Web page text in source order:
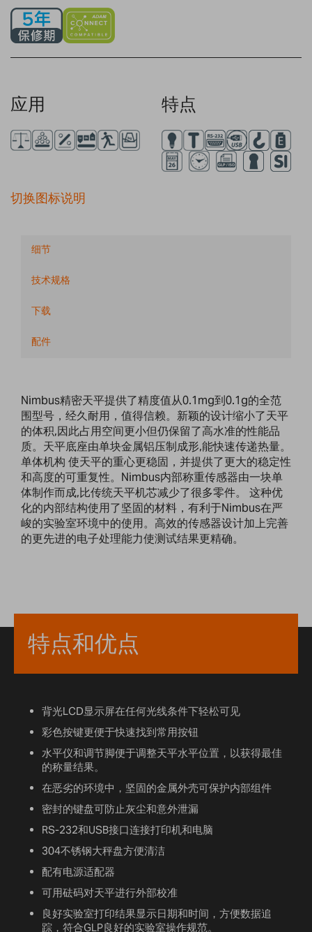
应用 特点
切换图标说明
细节
技术规格
下载
配件
Nimbus精密天平提供了精度值从0.1mg到0.1g的全范
围型号，经久耐用，值得信赖。新颖的设计缩小了天平
的体积,因此占用空间更小但仍保留了高水准的性能品
质。天平底座由单块金属铝压制成形,能快速传递热量。
单体机构 使天平的重心更稳固，并提供了更大的稳定性
和高度的可重复性。Nimbus内部称重传感器由一块单
体制作而成,比传统天平机芯减少了很多零件。 这种优
化的内部结构使用了坚固的材料，有利于Nimbus在严
峻的实验室环境中的使用。高效的传感器设计加上完善
的更先进的电子处理能力使测试结果更精确。
特点和优点
背光LCD显示屏在任何光线条件下轻松可见
彩色按键更便于快速找到常用按钮
水平仪和调节脚便于调整天平水平位置，以获得最佳
的称量结果。
在恶劣的环境中，坚固的金属外壳可保护内部组件
密封的键盘可防止灰尘和意外泄漏
RS-232和USB接口连接打印机和电脑
304不锈钢大秤盘方便清洁
配有电源适配器
可用砝码对天平进行外部校准
良好实验室打印结果显示日期和时间，方便数据追
踪，符合GLP良好的实验室操作规范。